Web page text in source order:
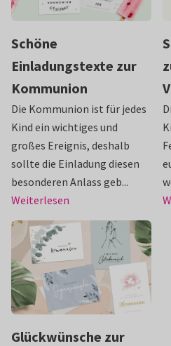
Schöne
Einladungstexte zur
Kommunion
Die Kommunion ist für jedes
Kind ein wichtiges und
großes Ereignis, deshalb
sollte die Einladung diesen
besonderen Anlass geb...
Weiterlesen
Glückwünsche zur